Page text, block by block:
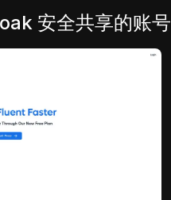
安全共享的账号